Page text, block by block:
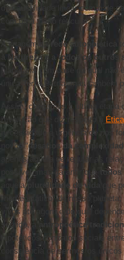
de causalidade linear com o de
com uma visão reticular.
A imagem da rede autopoiética
à Natureza e a todos os outros
planetária com base na qual
única Terra-Pátria, mas também
Assim, chegamos à última etapa
revolução que diz respeito à Ética
necessidade e urgência de nos
novos "desafios da
apenas aquele de regular as
possível, mas garantir que
todos
aquelapluralidade de vida
que
“homeostático” de nosso
vivos até agora e do qual
sentido, a
antropoética
hipotéticos contratos sociais
consciência de sermos os únicos